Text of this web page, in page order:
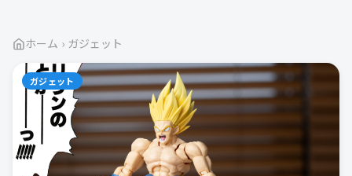
ホーム › ガジェット
ガジェット